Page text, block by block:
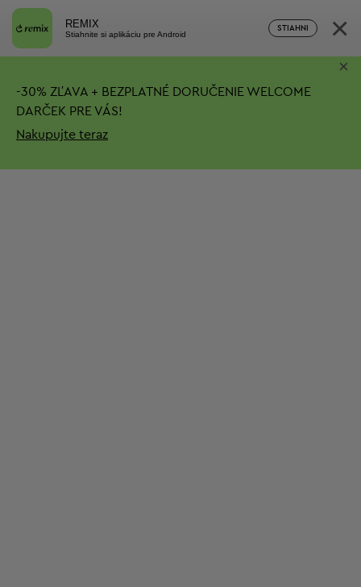
REMIX
Stiahnite si aplikáciu pre Android
STIAHNI ×
-30% ZĽAVA + BEZPLATNÉ DORUČENIE WELCOME
DARČEK PRE VÁS!
Nakupujte teraz
×